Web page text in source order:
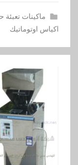
ماكينات
اكياس اوتوماتيك